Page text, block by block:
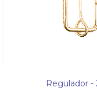
Regulador -